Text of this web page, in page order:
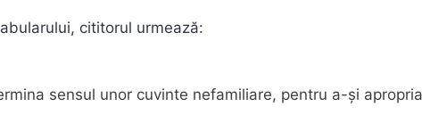
cititorul urmează:
sensul unor cuvinte nefamiliare, pentru a-şi apropria